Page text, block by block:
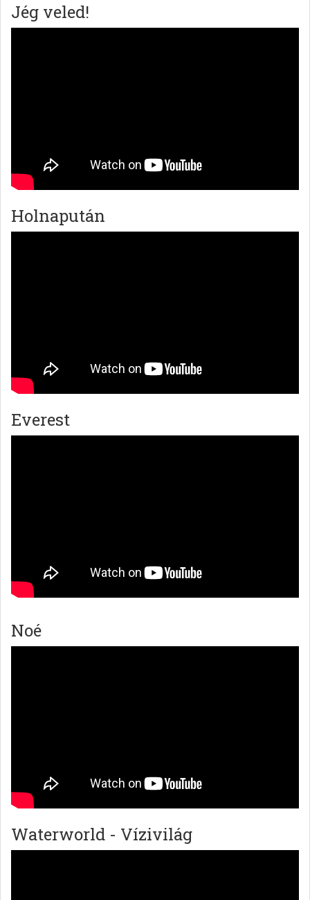
Jég veled!
Holnapután
Everest
Noé
Waterworld - Vízivilág